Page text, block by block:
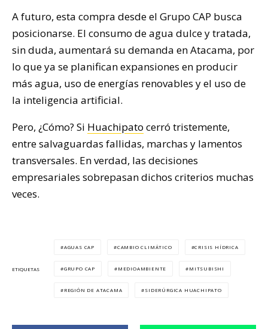
A futuro, esta compra desde el Grupo CAP busca
posicionarse. El consumo de agua dulce y tratada,
sin duda, aumentará su demanda en Atacama, por
lo que ya se planifican expansiones en producir
más agua, uso de energías renovables y el uso de
la inteligencia artificial.
Pero, ¿Cómo? Si Huachipato cerró tristemente,
entre salvaguardas fallidas, marchas y lamentos
transversales. En verdad, las decisiones
empresariales sobrepasan dichos criterios muchas
veces.
ETIQUETAS
AGUAS CAP CAMBIO CLIMÁTICO CRISIS HÍDRICA
GRUPO CAP MEDIOAMBIENTE MITSUBISHI
REGIÓN DE ATACAMA SIDERÚRGICA HUACHIPATO